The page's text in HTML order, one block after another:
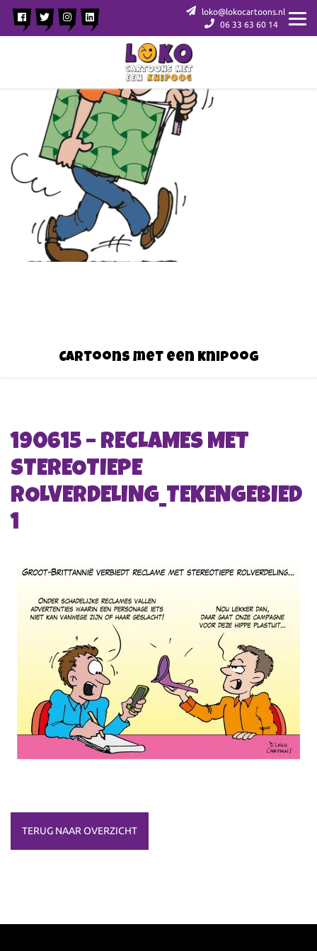
loko@lokocartoons.nl
06 33 63 60 14
Cartoons met een knipoog
190615 – RECLAMES MET
STEREOTIEPE
ROLVERDELING_TEKENGEBIED
1
TERUG NAAR OVERZICHT